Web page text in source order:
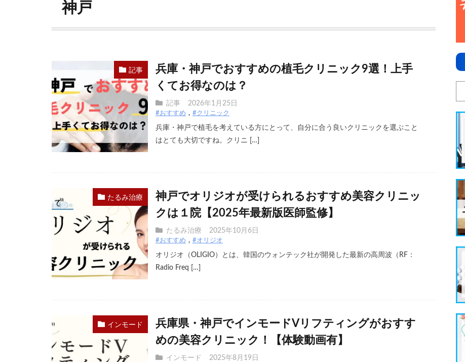
神戸
記事
兵庫・神戸でおすすめの植毛クリニック9選！上手
くてお得なのは？
記事 2026年1月25日
#おすすめ #クリニック
兵庫・神戸で植毛を考えている方にとって、自分に合う良いクリニックを選ぶこと
はとても大切ですね。クリニ […]
たるみ治療
神戸でオリジオが受けられるおすすめ美容クリニッ
クは１院【2025年最新版医師監修】
たるみ治療 2025年10月6日
#おすすめ #オリジオ
オリジオ（OLIGIO）とは、韓国のウォンテック社が開発した最新の高周波（RF：
Radio Freq […]
インモード
兵庫県・神戸でインモードVリフティングがおすす
めの美容クリニック！【体験動画有】
インモード 2025年8月19日